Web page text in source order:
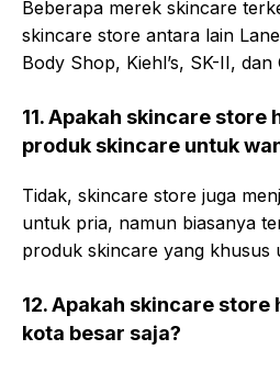
Beberapa merek skincare
skincare store antara lain
Body Shop, Kiehl’s, SK-II, dan
11. Apakah skincare store
produk skincare untuk
Tidak, skincare store juga
untuk pria, namun biasanya
produk skincare yang khusus
12. Apakah skincare
kota besar saja?